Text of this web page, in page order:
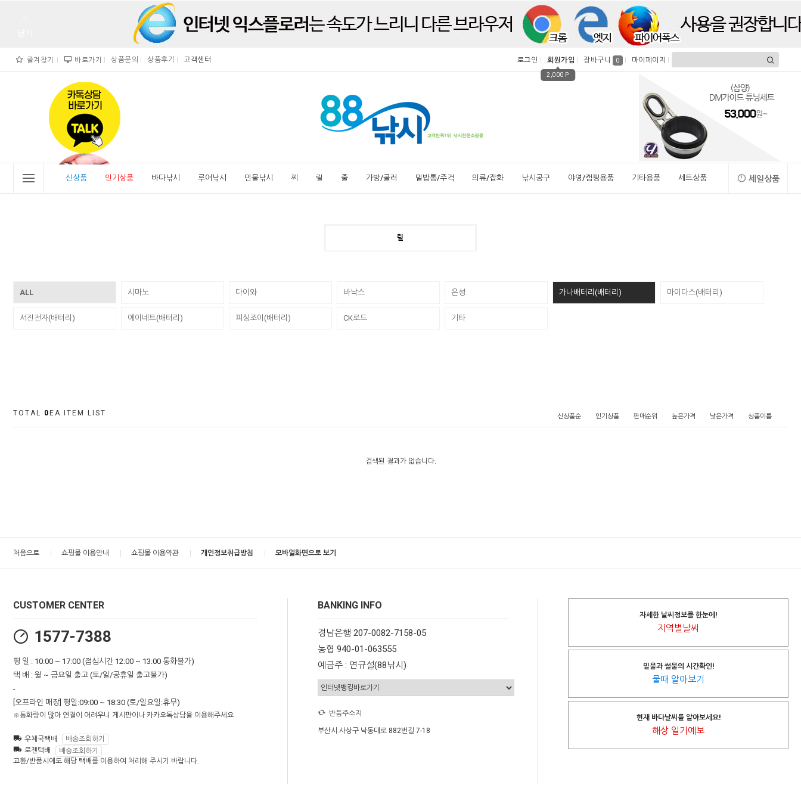
즐겨찾기 바로가기 상품문의 상품후기 고객센터 로그인 회원가입
2,000 P
장바구니 0 마이페이지
">
" alt="비린내">
신상품 인기상품 바다낚시 루어낚시 민물낚시 찌 릴 줄 가방/쿨러 밑밥통/주걱 의류/잡화 낚시공구 야영/캠핑용품 기타용품 세트상품 세일상품
릴
ALL 시마노 다이와 바낙스 은성 가나배터리(배터리) 마이다스(배터리)
서진전자(배터리) 에이네트(배터리) 피싱조이(배터리) CK로드 기타
TOTAL 0 EA ITEM LIST 신상품순 인기상품 판매순위 높은가격 낮은가격 상품이름
검색된 결과가 없습니다.
처음으로 쇼핑몰 이용안내 쇼핑몰 이용약관 개인정보취급방침 모바일화면으로 보기
CUSTOMER CENTER
1577-7388
평 일 : 10:00 ~ 17:00 (점심시간 12:00 ~ 13:00 통화불가)
택 배 : 월 ~ 금요일 출고 (토/일/공휴일 출고불가)
-
[오프라인 매장] 평일:09:00 ~ 18:30 (토/일요일:휴무)
※통화량이 많아 연결이 어려우니 게시판이나 카카오톡상담을 이용해주세요
우체국택배
배송조회하기
로젠택배
배송조회하기
교환/반품시에도 해당 택배를 이용하여 처리해 주시기 바랍니다.
BANKING INFO
경남은행 207-0082-7158-05
농협 940-01-063555
예금주 : 연규설(88낚시)
반품주소지
부산시 사상구 낙동대로 882번길 7-18
자세한 날씨정보를 한눈에!
지역별날씨
밀물과 썰물의 시간확인!
물때 알아보기
현재 바다날씨를 알아보세요!
해상 일기예보